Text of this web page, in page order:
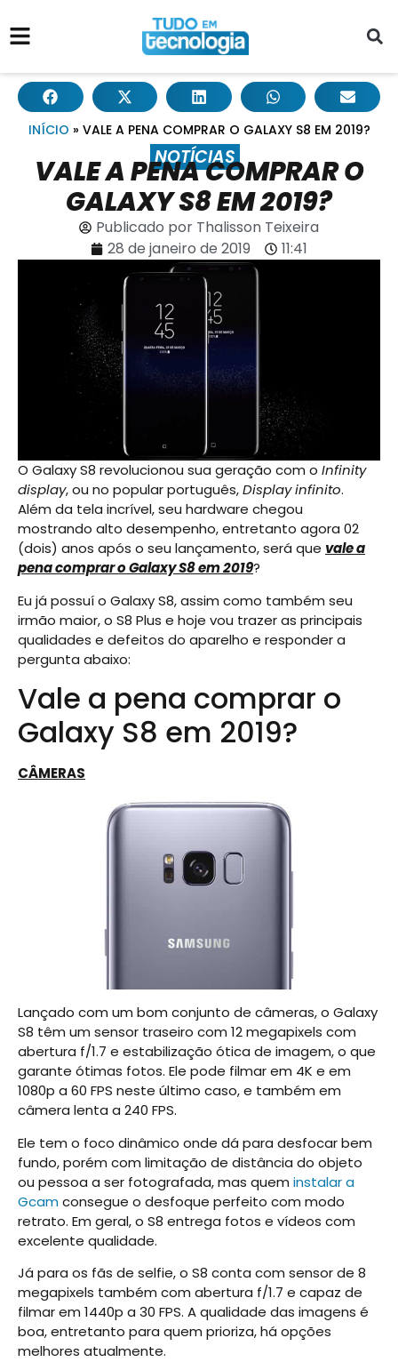
INÍCIO » VALE A PENA COMPRAR O GALAXY S8 EM 2019?
NOTÍCIAS
VALE A PENA COMPRAR O
GALAXY S8 EM 2019?
Publicado por Thalisson Teixeira
28 de janeiro de 2019
11:41
O Galaxy S8 revolucionou sua geração com o Infinity
display, ou no popular português,Display infinito.
Além da tela incrível, seu hardware chegou
mostrando alto desempenho, entretanto agora 02
(dois) anos após o seu lançamento, será que vale a
pena comprar o Galaxy S8 em 2019?
Eu já possuí o Galaxy S8, assim como também seu
irmão maior, o S8 Plus e hoje vou trazer as principais
qualidades e defeitos do aparelho e responder a
pergunta abaixo:
Vale a pena comprar o
Galaxy S8 em 2019?
CÂMERAS
Lançado com um bom conjunto de câmeras, o Galaxy
S8 têm um sensor traseiro com 12 megapixels com
abertura f/1.7 e estabilização ótica de imagem, o que
garante ótimas fotos. Ele pode filmar em 4K e em
1080p a 60 FPS neste último caso, e também em
câmera lenta a 240 FPS.
Ele tem o foco dinâmico onde dá para desfocar bem
fundo, porém com limitação de distância do objeto
ou pessoa a ser fotografada, mas quem instalar a
Gcamconsegue o desfoque perfeito com modo
retrato. Em geral, o S8 entrega fotos e vídeos com
excelente qualidade.
Já para os fãs de selfie, o S8 conta com sensor de 8
megapixels também com abertura f/1.7 e capaz de
filmar em 1440p a 30 FPS. A qualidade das imagens é
boa, entretanto para quem prioriza, há opções
melhores atualmente.